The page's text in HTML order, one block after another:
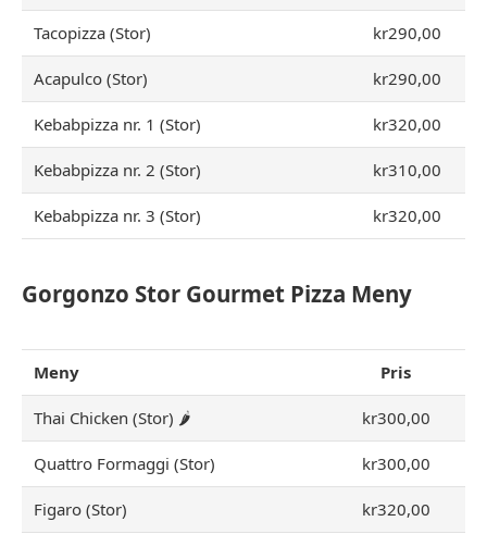
Tacopizza (Stor) kr290,00
Acapulco (Stor) kr290,00
Kebabpizza nr. 1 (Stor) kr320,00
Kebabpizza nr. 2 (Stor) kr310,00
Kebabpizza nr. 3 (Stor) kr320,00
Gorgonzo Stor Gourmet Pizza Meny
Meny Pris
Thai Chicken (Stor) 🌶 kr300,00
Quattro Formaggi (Stor) kr300,00
Figaro (Stor) kr320,00